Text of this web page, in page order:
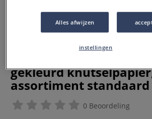
gekleurd
assortiment
0 Beoordeling
Alles afwijzen
instellingen